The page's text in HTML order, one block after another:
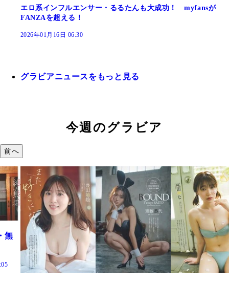
エロ系インフルエンサー・るるたんも大成功！ myfansが
FANZAを超える！
2026年01月16日 06:30
グラビアニュースをもっと見る
今週のグラビア
前へ